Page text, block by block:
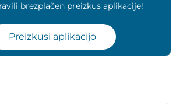
brezplačen preizkus aplikacije!
Preizkusi aplikacijo